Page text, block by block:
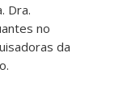
Dra.
no
da